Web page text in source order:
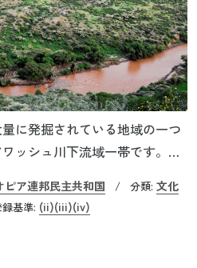
に発掘されている地域の一つ
ッシュ川下流域一帯です。こ
チームによる大規模な発掘プ
その中で、350万年以上前にす
いう猿人アウストラロピテク
ピア連邦民主共和国 / 分類: 文化
基準: (ii)(iii)(iv)